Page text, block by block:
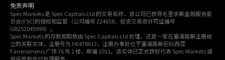
免责声明
Spec Markets 是 Spec Capitals Ltd 的交易名称，该公司已获得毛里求斯金融服务委
员会(FSC)的授权和监管（公司编号 224658，投资交易商许可证编号
GB252045999）。
Spec Markets 的存款和取款由 Spec Capitals Ltd 处理，这是一家在塞浦路斯注册成
立的关联实体，注册号为 HE478613，注册办事处位于塞浦路斯尼科西亚
Faneromenis 广场 76 号 1 楼，邮编 1011。该实体已正式获权代表 Spec Markets 提
供运营和支付处理服务。